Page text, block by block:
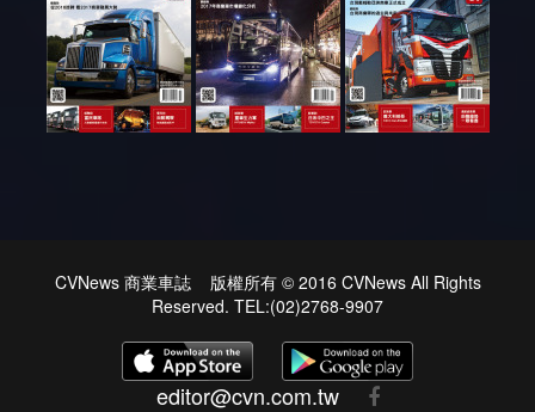
CVNews 商業車誌 版權所有 © 2016 CVNews All Rights
Reserved. TEL:(02)2768-9907
editor@cvn.com.tw